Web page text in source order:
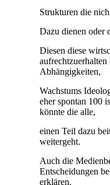
Strukturen die
Dazu dienen oder
Diesen diese
Abhängigkeiten,
Wachstums
eher spontan 100
könnte die alle,
einen Teil dazu
weitergeht.
Auch die
Entscheidungen
erklären.